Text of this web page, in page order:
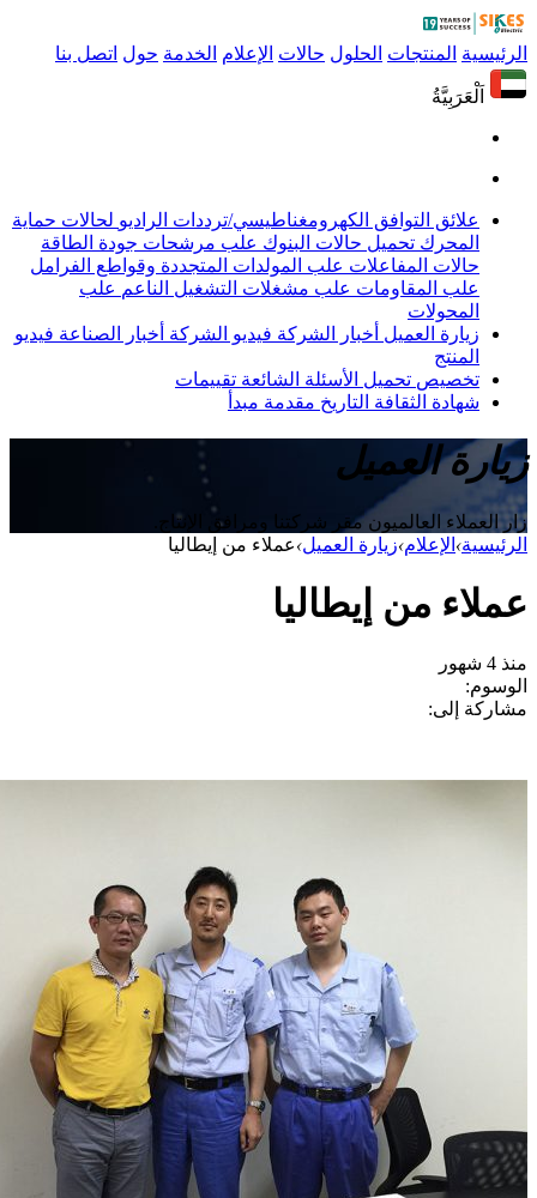
الرئيسية المنتجات الحلول حالات الإعلام الخدمة حول اتصل بنا
اَلْعَرَبِيَّةُ
علائق التوافق الكهرومغناطيسي/ترددات الراديو لحالات حماية
المحرك تحميل حالات البنوك علب مرشحات جودة الطاقة
حالات المفاعلات علب المولدات المتجددة وقواطع الفرامل
علب المقاومات علب مشغلات التشغيل الناعم علب
المحولات
زيارة العميل أخبار الشركة فيديو الشركة أخبار الصناعة فيديو
المنتج
تخصيص تحميل الأسئلة الشائعة تقييمات
شهادة الثقافة التاريخ مقدمة مبدأ
زيارة العميل
زار العملاء العالميون مقر شركتنا ومرافق الإنتاج.
الرئيسية› الإعلام›زيارة العميل›عملاء من إيطاليا
عملاء من إيطاليا
منذ 4 شهور
الوسوم:
مشاركة إلى: